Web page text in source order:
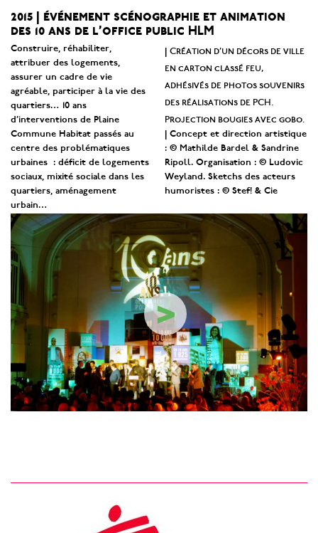
2015 | événement scénographie et animation
des 10 ans de l’office public HLM
Construire, réhabiliter,
attribuer des logements,
assurer un cadre de vie
agréable, participer à la vie des
quartiers… 10 ans
d’interventions de Plaine
Commune Habitat passés au
centre des problématiques
urbaines : déficit de logements
sociaux, mixité sociale dans les
quartiers, aménagement
urbain…
|Création d’un décors de ville
en carton classé feu,
adhésivés de photos souvenirs
des réalisations de PCH.
Projection bougies avec gobo.
| Concept et direction artistique
: © Mathilde Bardel & Sandrine
Ripoll. Organisation : © Ludovic
Weyland. Sketchs des acteurs
humoristes : © Stef! & Cie
>